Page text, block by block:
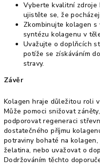
Vyberte kvalitní zdroje
ujistěte se, že
Zkombinujte kolagen
syntézu kolagenu v
Uvažujte o doplňcích
potíže se získáváním
stravy.
Závěr
Kolagen hraje důležitou roli
Může pomoci snižovat
podporovat regeneraci
dostatečného příjmu
potraviny bohaté na
želatina, nebo uvažovat o
Dodržováním těchto